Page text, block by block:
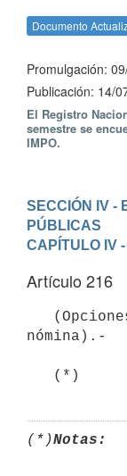
Documento
Promulgación:
Publicación: 14/
El Registro
semestre se
IMPO.
SECCIÓN IV -
PÚBLICAS
CAPÍTULO IV
Artículo 216
nómina).-
(*)Notas: